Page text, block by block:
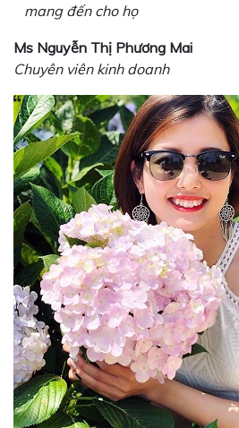
mang đến cho họ
Ms Nguyễn Thị Phương Mai
Chuyên viên kinh doanh